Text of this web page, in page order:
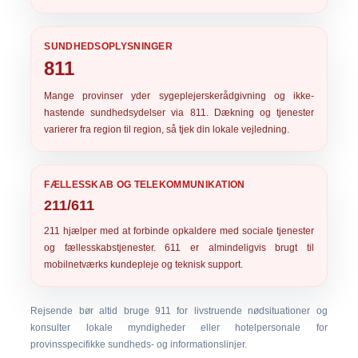
SUNDHEDSOPLYSNINGER
811
Mange provinser yder sygeplejerskerådgivning og ikke-
hastende sundhedsydelser via 811. Dækning og tjenester
varierer fra region til region, så tjek din lokale vejledning.
FÆLLESSKAB OG TELEKOMMUNIKATION
211/611
211 hjælper med at forbinde opkaldere med sociale tjenester
og fællesskabstjenester.611
er almindeligvis brugt til
mobilnetværks kundepleje og teknisk support.
Rejsende bør altid bruge 911 for livstruende nødsituationer og
konsulter lokale myndigheder eller hotelpersonale for
provinsspecifikke sundheds- og informationslinjer.